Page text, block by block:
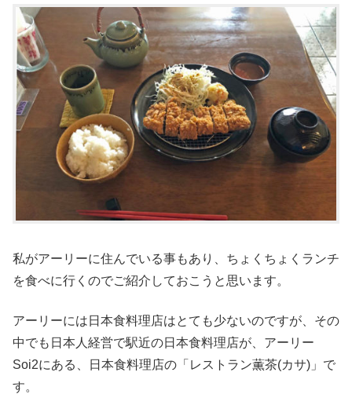
私がアーリーに住んでいる事もあり、ちょくちょくランチ
を食べに行くのでご紹介しておこうと思います。
アーリーには日本食料理店はとても少ないのですが、その
中でも日本人経営で駅近の日本食料理店が、アーリー
Soi2にある、日本食料理店の「レストラン薫茶(カサ)」で
す。